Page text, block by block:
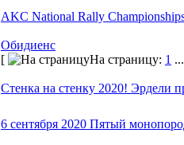
AKC National Rally
Обидиенс
[
На страницу: 1
Стенка на стенку 2020! Эрдели
6 сентября 2020 Пятый